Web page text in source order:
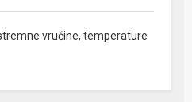
vrućine, temperature